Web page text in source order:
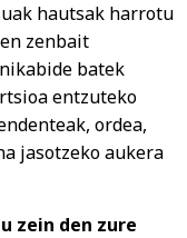
hautsak harrotu
zenbait
batek
entzuteko
ordea,
jasotzeko aukera
zein den zure